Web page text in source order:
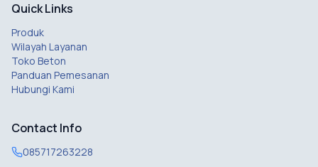
Quick Links
Produk
Wilayah Layanan
Toko Beton
Panduan Pemesanan
Hubungi Kami
Contact Info
085717263228